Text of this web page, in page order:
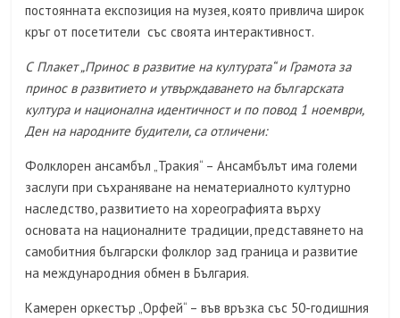
постоянната експозиция на музея, която привлича широк
кръг от посетители със своята интерактивност.
С Плакет „Принос в развитие на културата“ и Грамота за
принос в развитието и утвърждаването на българската
култура и национална идентичност и по повод 1 ноември,
Ден на народните будители, са отличени:
Фолклорен ансамбъл „Тракия“ – Ансамбълът има големи
заслуги при съхраняване на нематериалното културно
наследство, развитието на хореографията върху
основата на националните традиции, представянето на
самобитния български фолклор зад граница и развитие
на международния обмен в България.
Камерен оркестър „Орфей“ – във връзка със 50-годишния